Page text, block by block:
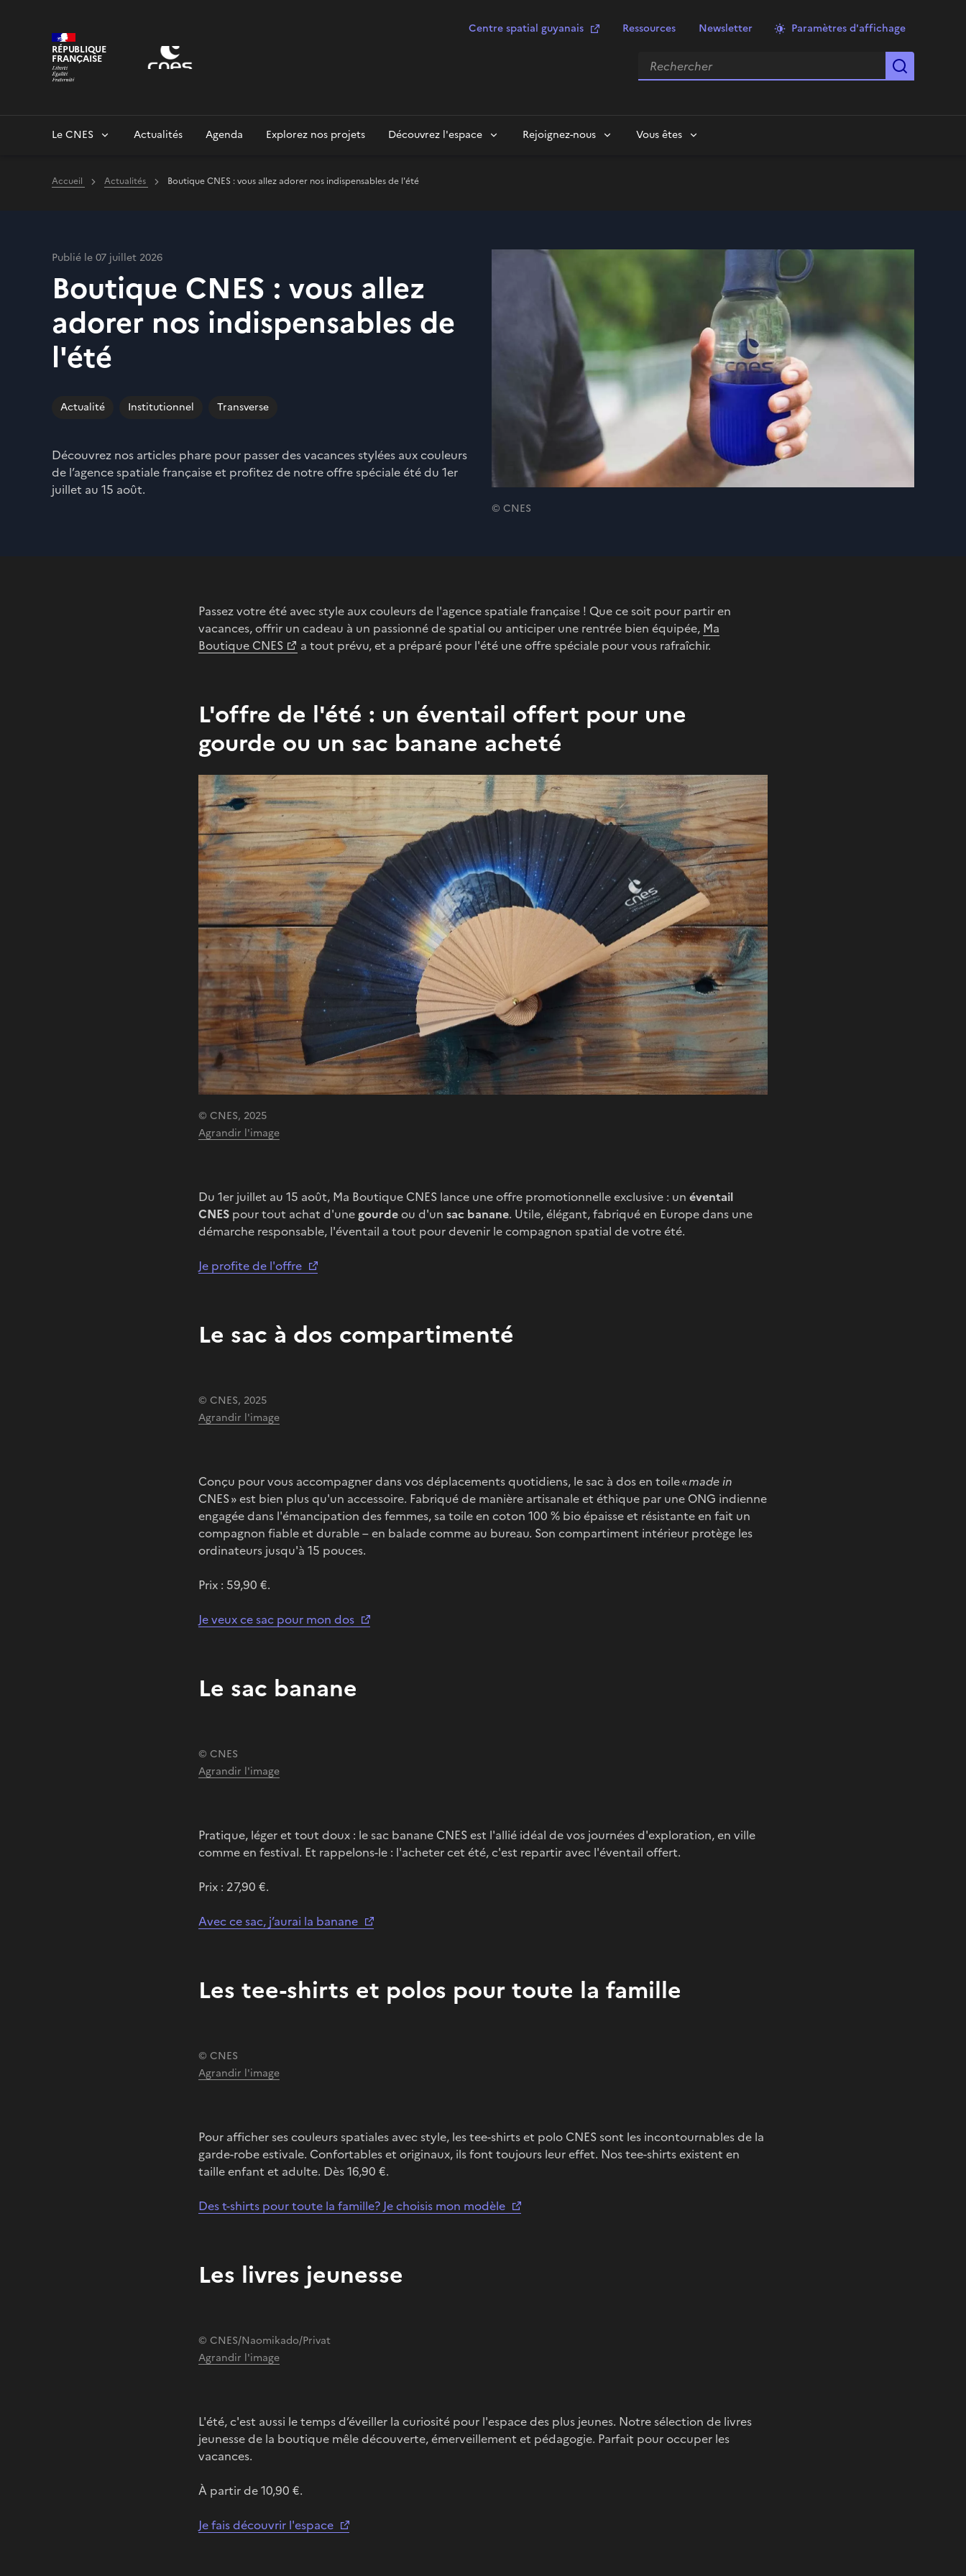
RÉPUBLIQUE
FRANÇAISE
Centre spatial guyanais Ressources Newsletter Paramètres d'affichage
Rechercher
Le CNES Actualités Agenda Explorez nos projets Découvrez l'espace Rejoignez-nous Vous êtes
Accueil Actualités Boutique CNES : vous allez adorer nos indispensables de l'été
Publié le 07 juillet 2026
Boutique CNES : vous allez
adorer nos indispensables de
l'été
Actualité Institutionnel Transverse
Découvrez nos articles phare pour passer des vacances stylées aux couleurs
de l’agence spatiale française et profitez de notre offre spéciale été du 1er
juillet au 15 août.
© CNES
Passez votre été avec style aux couleurs de l'agence spatiale française ! Que ce soit pour partir en
vacances, offrir un cadeau à un passionné de spatial ou anticiper une rentrée bien équipée, Ma
Boutique CNES
a tout prévu, et a préparé pour l'été une offre spéciale pour vous rafraîchir.
L'offre de l'été : un éventail offert pour une
gourde ou un sac banane acheté
© CNES, 2025
Agrandir l'image
Du 1er juillet au 15 août, Ma Boutique CNES lance une offre promotionnelle exclusive : un éventail
CNES pour tout achat d'unegourdeou d'un sac banane. Utile, élégant, fabriqué en Europe dans une
démarche responsable, l'éventail a tout pour devenir le compagnon spatial de votre été.
Je profite de l'offre
Le sac à dos compartimenté
© CNES, 2025
Agrandir l'image
Conçu pour vous accompagner dans vos déplacements quotidiens, le sac à dos en toile «made in
CNES » est bien plus qu'un accessoire. Fabriqué de manière artisanale et éthique par une ONG indienne
engagée dans l'émancipation des femmes, sa toile en coton 100 % bio épaisse et résistante en fait un
compagnon fiable et durable – en balade comme au bureau. Son compartiment intérieur protège les
ordinateurs jusqu'à 15 pouces.
Prix : 59,90 €.
Je veux ce sac pour mon dos
Le sac banane
© CNES
Agrandir l'image
Pratique, léger et tout doux : le sac banane CNES est l'allié idéal de vos journées d'exploration, en ville
comme en festival. Et rappelons-le : l'acheter cet été, c'est repartir avec l'éventail offert.
Prix : 27,90 €.
Avec ce sac, j’aurai la banane
Les tee-shirts et polos pour toute la famille
© CNES
Agrandir l'image
Pour afficher ses couleurs spatiales avec style, les tee-shirts et polo CNES sont les incontournables de la
garde-robe estivale. Confortables et originaux, ils font toujours leur effet. Nos tee-shirts existent en
taille enfant et adulte. Dès 16,90 €.
Des t-shirts pour toute la famille? Je choisis mon modèle
Les livres jeunesse
© CNES/Naomikado/Privat
Agrandir l'image
L'été, c'est aussi le temps d’éveiller la curiosité pour l'espace des plus jeunes. Notre sélection de livres
jeunesse de la boutique mêle découverte, émerveillement et pédagogie. Parfait pour occuper les
vacances.
À partir de 10,90 €.
Je fais découvrir l'espace